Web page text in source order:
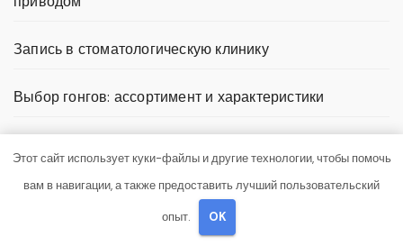
Запись в стоматологическую клинику
Выбор гонгов: ассортимент и характеристики
торговле
Нарколог на Дом в Новокузнецке: Помощь, Которая
Этот сайт использует куки-файлы и другие технологии, чтобы помочь
вам в навигации, а также предоставить лучший пользовательский
опыт. OK